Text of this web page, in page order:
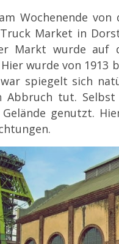
Wochenende
Market in
Markt wurde auf
wurde von 1913
spiegelt sich
Abbruch tut.
genutzt.